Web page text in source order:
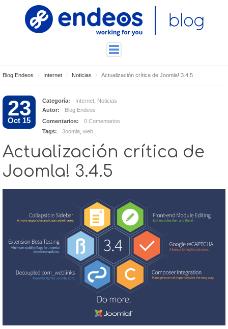
TECNOLOGÍA
Blog Endeos Internet Noticias Actualización crítica de Joomla! 3.4.5
23
Oct 15
Categoría: Internet Noticias
Autor:
Blog Endeos
Comentarios:
0 Comentarios
Tags:
Joomla web
Actualización crítica de
Joomla! 3.4.5